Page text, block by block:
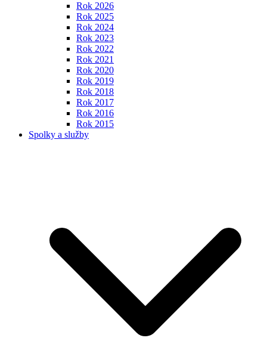
Rok 2026
Rok 2025
Rok 2024
Rok 2023
Rok 2022
Rok 2021
Rok 2020
Rok 2019
Rok 2018
Rok 2017
Rok 2016
Rok 2015
Spolky a služby